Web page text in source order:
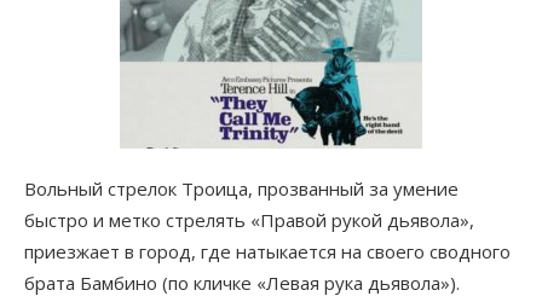
Вольный стрелок Троица, прозванный за умение
быстро и метко стрелять «Правой рукой дьявола»,
приезжает в город, где натыкается на своего сводного
брата Бамбино (по кличке «Левая рука дьявола»).